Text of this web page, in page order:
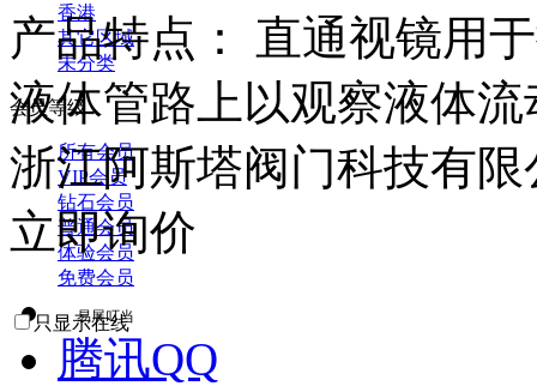
香港
其它区域
未分类
会员等级
所有会员
VIP会员
钻石会员
普通会员
体验会员
免费会员
只显示在线
产品特点： 直通视镜用
液体管路上以观察液体流
浙江阿斯塔阀门科技有限
立即询价
易展叮当
腾讯QQ